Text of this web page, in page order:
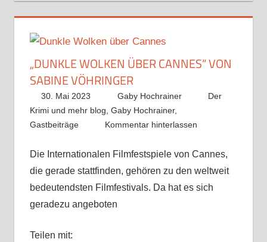
„DUNKLE WOLKEN ÜBER CANNES“ VON
SABINE VÖHRINGER
30. Mai 2023 Gaby Hochrainer
Der
Krimi und mehr blog Gaby Hochrainer,
Gastbeiträge
Kommentar hinterlassen
Die Internationalen Filmfestspiele von Cannes,
die gerade stattfinden, gehören zu den weltweit
bedeutendsten Filmfestivals. Da hat es sich
geradezu angeboten
Teilen mit: